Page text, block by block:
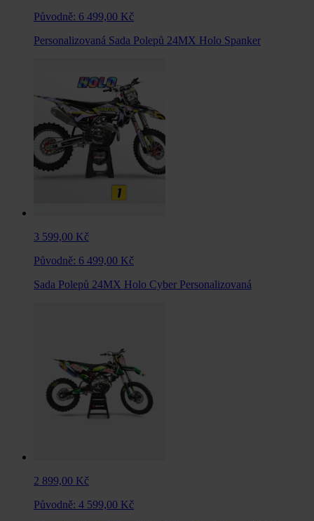
Původně: 6 499,00 Kč
Personalizovaná Sada Polepů 24MX Holo Spanker
3 599,00 Kč
Původně: 6 499,00 Kč
Sada Polepů 24MX Holo Cyber Personalizovaná
2 899,00 Kč
Původně: 4 599,00 Kč